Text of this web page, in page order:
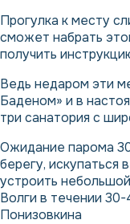
Прогулка к месту
сможет набрать
получить
Ведь недаром эти
Баденом» и в
три санатория с
Ожидание парома
берегу, искупаться
устроить
Волги в течении
Понизовкина